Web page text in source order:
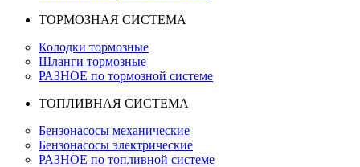
ТОРМОЗНАЯ СИСТЕМА
Колодки тормозные
Шланги тормозные
РАЗНОЕ по тормозной системе
ТОПЛИВНАЯ СИСТЕМА
Бензонасосы механические
Бензонасосы электрические
РАЗНОЕ по топливной системе